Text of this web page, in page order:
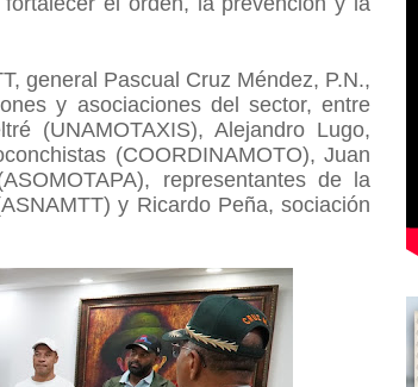
general Pascual Cruz Méndez, P.N.,
y asociaciones del sector, entre
(UNAMOTAXIS), Alejandro Lugo,
(COORDINAMOTO), Juan
representantes de la
y Ricardo Peña, sociación